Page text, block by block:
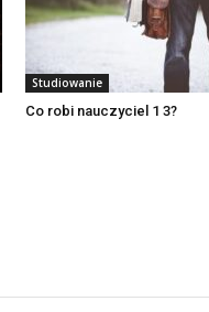
Studiowanie
Co robi nauczyciel 1 3?